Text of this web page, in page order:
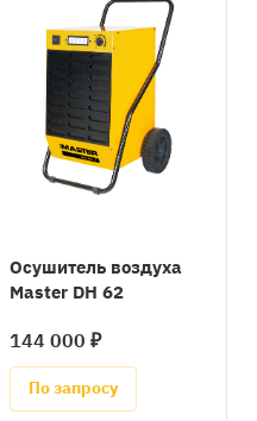
Oсушитель воздуха
Master DH 62
144 000 ₽
По запросу